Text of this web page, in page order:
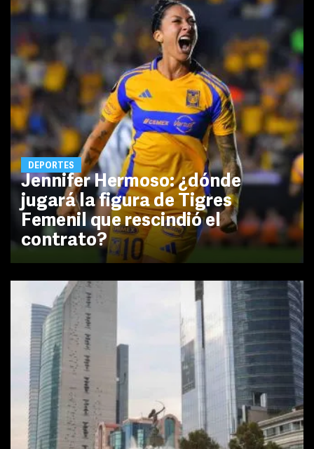
DEPORTES
Jennifer Hermoso: ¿dónde
jugará la figura de Tigres
Femenil que rescindió el
contrato?